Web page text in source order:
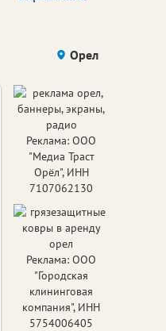
Происшествия Здоровье
Орел
Реклама: ООО
"Медиа Траст
Орёл", ИНН
7107062130
Реклама: ООО
"Городская
клининговая
компания", ИНН
5754006405